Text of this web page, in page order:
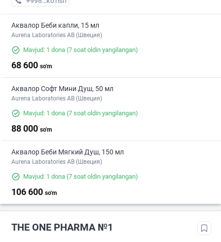
Аквалор Беби капли, 15 мл
Aurena Laboratories AB (Швеция)
Mavjud: 1 dona (7 soat oldin yangilangan)
68 600 so'm
Аквалор Софт Мини Душ, 50 мл
Aurena Laboratories AB (Швеция)
Mavjud: 1 dona (7 soat oldin yangilangan)
88 000 so'm
Аквалор Беби Мягкий Душ, 150 мл
Aurena Laboratories AB (Швеция)
Mavjud: 1 dona (7 soat oldin yangilangan)
106 600 so'm
THE ONE PHARMA №1